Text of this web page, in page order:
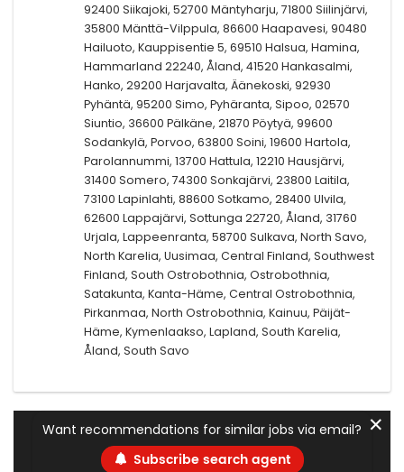
92400 Siikajoki, 52700 Mäntyharju, 71800 Siilinjärvi,
35800 Mänttä-Vilppula, 86600 Haapavesi, 90480
Hailuoto, Kauppisentie 5, 69510 Halsua, Hamina,
Hammarland 22240, Åland, 41520 Hankasalmi,
Hanko, 29200 Harjavalta, Äänekoski, 92930
Pyhäntä, 95200 Simo, Pyhäranta, Sipoo, 02570
Siuntio, 36600 Pälkäne, 21870 Pöytyä, 99600
Sodankylä, Porvoo, 63800 Soini, 19600 Hartola,
Parolannummi, 13700 Hattula, 12210 Hausjärvi,
31400 Somero, 74300 Sonkajärvi, 23800 Laitila,
73100 Lapinlahti, 88600 Sotkamo, 28400 Ulvila,
62600 Lappajärvi, Sottunga 22720, Åland, 31760
Urjala, Lappeenranta, 58700 Sulkava, North Savo,
North Karelia, Uusimaa, Central Finland, Southwest
Finland, South Ostrobothnia, Ostrobothnia,
Satakunta, Kanta-Häme, Central Ostrobothnia,
Pirkanmaa, North Ostrobothnia, Kainuu, Päijät-
Häme, Kymenlaakso, Lapland, South Karelia,
Åland, South Savo
Want recommendations for similar jobs via email?
Subscribe search agent
✕